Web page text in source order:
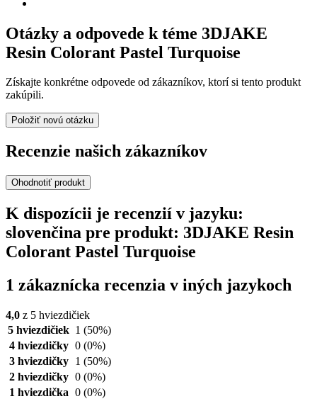
Otázky a odpovede k téme 3DJAKE
Resin Colorant Pastel Turquoise
Získajte konkrétne odpovede od zákazníkov, ktorí si tento produkt
zakúpili.
Položiť novú otázku
Recenzie našich zákazníkov
Ohodnotiť produkt
K dispozícii je recenzií v jazyku:
slovenčina pre produkt: 3DJAKE Resin
Colorant Pastel Turquoise
1 zákaznícka recenzia v iných jazykoch
4,0 z 5 hviezdičiek
5 hviezdičiek 1 (50%)
4 hviezdičky 0 (0%)
3 hviezdičky
1 (50%)
2 hviezdičky 0 (0%)
1 hviezdička 0 (0%)